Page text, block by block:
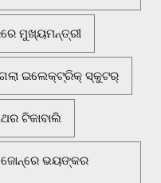
ମୁଖ୍ୟମନ୍ତ୍ରୀ
ଇଲେକ୍ଟ୍ରିକ୍ ସ୍କୁଟର୍
ଟିକାବାଲି
ଜୋନ୍‌ରେ ଭୟଙ୍କର